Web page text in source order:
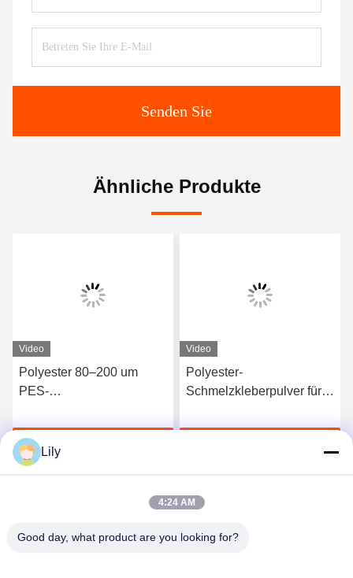
Senden Sie
Ähnliche Produkte
Video
Polyester 80–200 um
PES-
Stoff
Video
Polyester-
Schmelzkleberpulver für
Wärmeübertragungsdruck
Lily
4:24 AM
Good day, what product are you looking for?